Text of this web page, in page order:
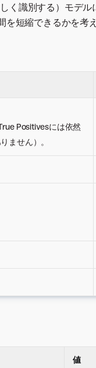
く識別する）モデル
短縮できるかを考
Positivesには依然
ません）。
値